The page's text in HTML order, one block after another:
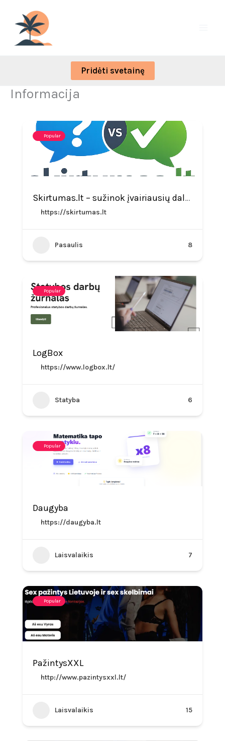
content
Pridėti svetainę
Informacija
Popular
Skirtumas.lt – sužinok įvairiausių dalykų skirtumus
https://skirtumas.lt
Pasaulis 8
Popular
LogBox
https://www.logbox.lt/
Statyba 6
Popular
Daugyba
https://daugyba.lt
Laisvalaikis 7
Popular
PažintysXXL
http://www.pazintysxxl.lt/
Laisvalaikis 15